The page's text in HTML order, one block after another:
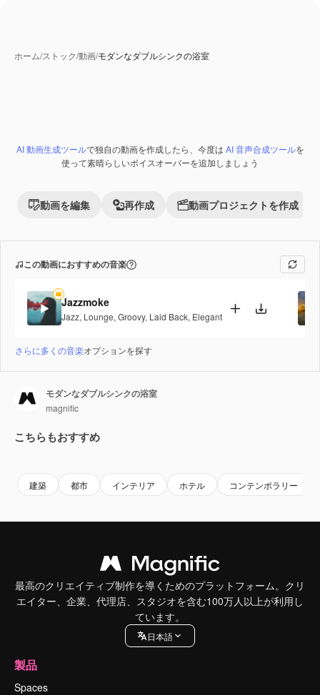
ホーム/ストック/動画/モダンなダブルシンクの浴室
AI 動画生成ツールで独自の動画を作成したら、今度は AI 音声合成ツールを
使って素晴らしいボイスオーバーを追加しましょう
動画を編集 再作成 動画プロジェクトを作成
この動画におすすめの音楽
Jazzmoke
Jazz, Lounge, Groovy, Laid Back, Elegant
さらに多くの音楽オプションを探す
モダンなダブルシンクの浴室
magnific
こちらもおすすめ
建築 都市 インテリア ホテル コンテンポラリー
最高のクリエイティブ制作を導くためのプラットフォーム。クリ
エイター、企業、代理店、スタジオを含む100万人以上が利用し
ています。
日本語
製品
Spaces